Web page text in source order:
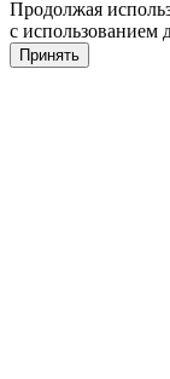
Продолжая
с использованием
Принять